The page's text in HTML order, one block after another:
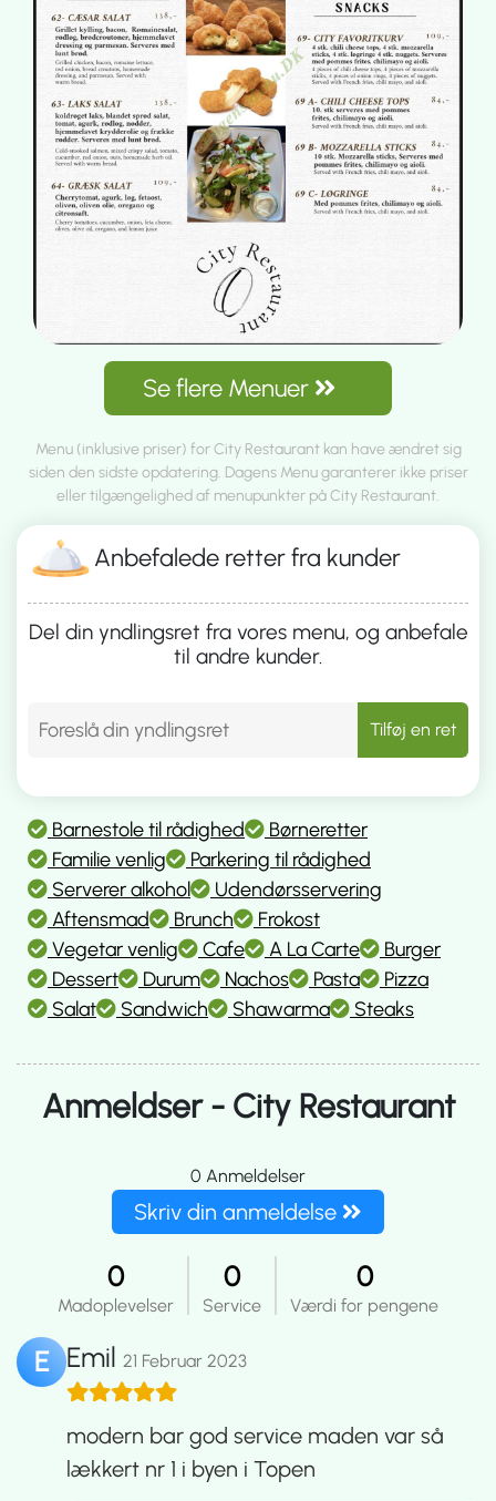
Se flere Menuer
Menu (inklusive priser) for City Restaurant kan have ændret sig
siden den sidste opdatering. Dagens Menu garanterer ikke priser
eller tilgængelighed af menupunkter på City Restaurant.
Anbefalede retter fra kunder
Del din yndlingsret fra vores menu, og anbefale
til andre kunder.
Tilføj en ret
Barnestole til rådighed
Børneretter
Familie venlig
Parkering til rådighed
Serverer alkohol
Udendørsservering
Aftensmad
Brunch
Frokost
Vegetar venlig
Cafe A La Carte
Burger
Dessert
Durum Nachos Pasta
Pizza
Salat
Sandwich Shawarma Steaks
Anmeldser - City Restaurant
0 Anmeldelser
Skriv din anmeldelse
0
Madoplevelser
0
Service
0
Værdi for pengene
E Emil 21 Februar 2023
modern bar god service maden var så
lækkert nr 1 i byen i Topen